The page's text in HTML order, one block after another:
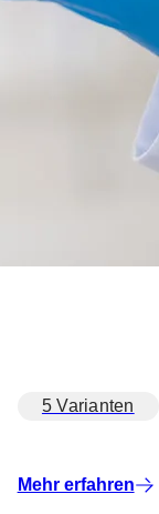
5 Varianten
Mehr erfahren